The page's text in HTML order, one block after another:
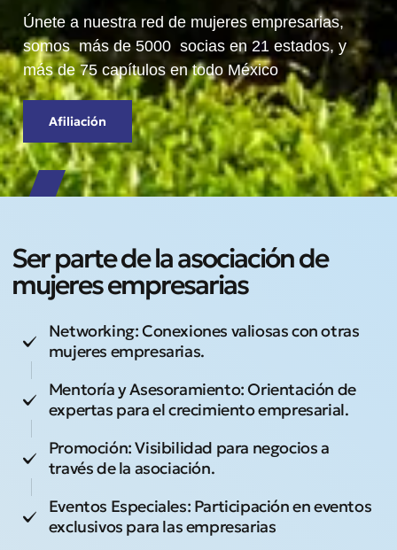
Únete a nuestra red de mujeres empresarias,
somos más de 5000 socias en 21 estados, y
más de 75 capítulos en todo México
Afiliación
Ser parte de la asociación de
mujeres empresarias
Networking: Conexiones valiosas con otras
mujeres empresarias.
Mentoría y Asesoramiento: Orientación de
expertas para el crecimiento empresarial.
Promoción: Visibilidad para negocios a
través de la asociación.
Eventos Especiales: Participación en eventos
exclusivos para las empresarias